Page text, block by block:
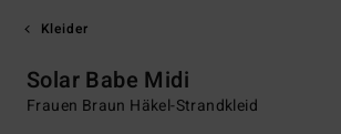
Kleider
Solar Babe Midi
Frauen Braun Häkel-Strandkleid